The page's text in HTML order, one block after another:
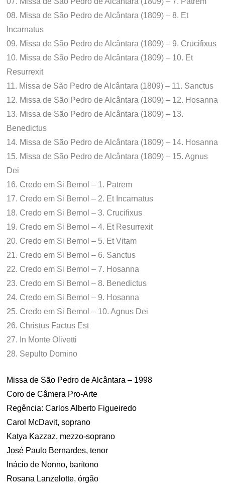
08. Missa de São Pedro de Alcântara (1809) – 8. Et
Incarnatus
09. Missa de São Pedro de Alcântara (1809) – 9. Crucifixus
10. Missa de São Pedro de Alcântara (1809) – 10. Et
Resurrexit
11. Missa de São Pedro de Alcântara (1809) – 11. Sanctus
12. Missa de São Pedro de Alcântara (1809) – 12. Hosanna
13. Missa de São Pedro de Alcântara (1809) – 13.
Benedictus
14. Missa de São Pedro de Alcântara (1809) – 14. Hosanna
15. Missa de São Pedro de Alcântara (1809) – 15. Agnus
Dei
16. Credo em Si Bemol – 1. Patrem
17. Credo em Si Bemol – 2. Et Incarnatus
18. Credo em Si Bemol – 3. Crucifixus
19. Credo em Si Bemol – 4. Et Resurrexit
20. Credo em Si Bemol – 5. Et Vitam
21. Credo em Si Bemol – 6. Sanctus
22. Credo em Si Bemol – 7. Hosanna
23. Credo em Si Bemol – 8. Benedictus
24. Credo em Si Bemol – 9. Hosanna
25. Credo em Si Bemol – 10. Agnus Dei
26. Christus Factus Est
27. In Monte Olivetti
28. Sepulto Domino
Missa de São Pedro de Alcântara – 1998
Coro de Câmera Pro-Arte
Regência: Carlos Alberto Figueiredo
Carol McDavit, soprano
Katya Kazzaz, mezzo-soprano
José Paulo Bernardes, tenor
Inácio de Nonno, barítono
Rosana Lanzelotte, órgão